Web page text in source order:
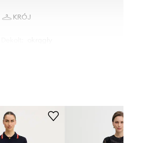
KRÓJ
Modelka ze zdjęcia ma 177 cm
wzrostu i ma na sobie rozmiar 36.
Rozmiarówka standardowa